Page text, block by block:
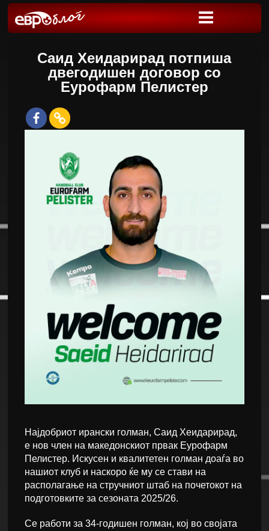
Саид Хеидарирад потпиша
двегодишен договор со
Еурофарм Пелистер
Најдобриот ирански голман, Саид Хеидарирад,
е нов член на македонскиот првак Еурофарм
Пелистер. Искусен и квалитетен голман доаѓа во
нашиот клуб и наскоро ќе му се стави на
располагање на стручниот штаб на почетокот на
подготовките за сезоната 2025/26.
Се работи за 34-годишен голман, кој во својата